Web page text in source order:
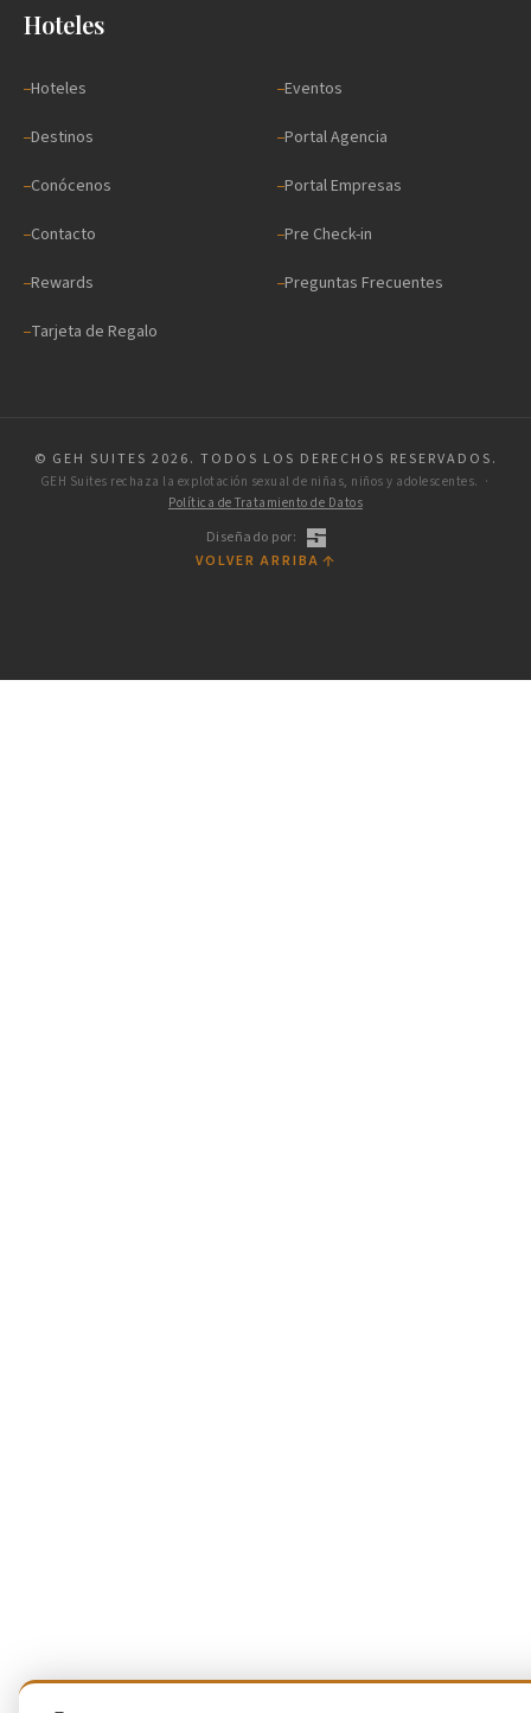
Hoteles
Hoteles
Destinos
Conócenos
Contacto
Rewards
Tarjeta de Regalo
Eventos
Portal Agencia
Portal Empresas
Pre Check-in
Preguntas Frecuentes
© GEH SUITES 2026. TODOS LOS DERECHOS RESERVADOS.
GEH Suites rechaza la explotación sexual de niñas, niños y adolescentes. ·
Política de Tratamiento de Datos
Diseñado por:
VOLVER ARRIBA